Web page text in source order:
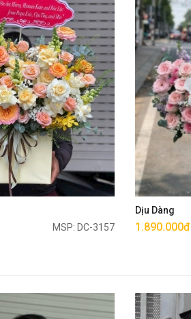
MSP: DC-3157
Mua ngay
Dịu Dàng
1.890.000đ